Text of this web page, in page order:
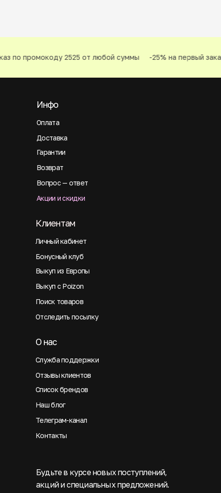
по промокоду 2525 от любой суммы -25% на первый
Оплата
Инфо
Будьте в курсе новых поступлений,
акций и специальных предложений.
Доставка
Гарантии
Возврат
Вопрос — ответ
Акции и скидки
Личный кабинет
Клиентам
Бонусный клуб
Выкуп из Европы
Выкуп с Poizon
Поиск товаров
Отследить посылку
Служба поддержки
О нас
Отзывы клиентов
Список брендов
Наш блог
Телеграм-канал
Контакты